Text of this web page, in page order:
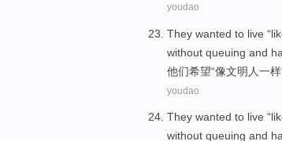
youdao
They wanted to live “
without queuing and
他们希望“像文明人一样
youdao
They wanted to live “
without queuing and